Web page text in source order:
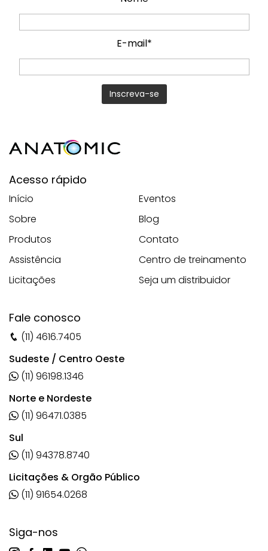
E-mail*
Acesso rápido
Início
Sobre
Produtos
Assistência
Licitações
Eventos
Blog
Contato
Centro de treinamento
Seja um distribuidor
Fale conosco
(11) 4616.7405
Sudeste / Centro Oeste
(11) 96198.1346
Norte e Nordeste
(11) 96471.0385
Sul
(11) 94378.8740
Licitações & Orgão Público
(11) 91654.0268
Siga-nos